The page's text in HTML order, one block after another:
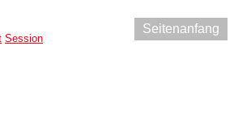
Seitenanfang
Session